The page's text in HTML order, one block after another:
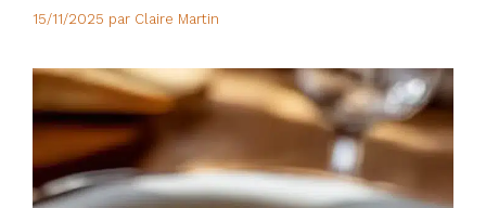
15/11/2025 par Claire Martin